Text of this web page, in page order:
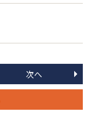
次へ